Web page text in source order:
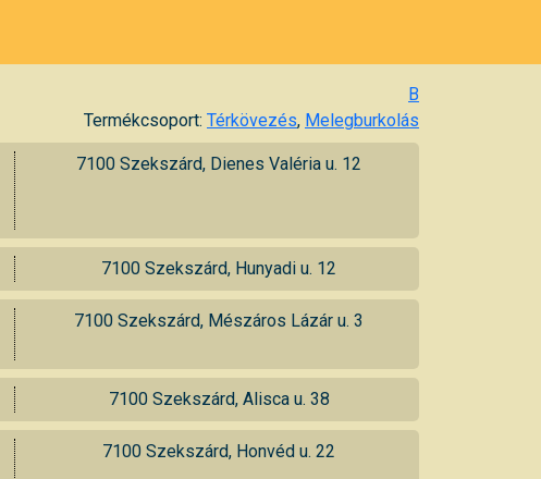
B
Termékcsoport: Térkövezés, Melegburkolás
7100 Szekszárd, Dienes Valéria u. 12
7100 Szekszárd, Hunyadi u. 12
7100 Szekszárd, Mészáros Lázár u. 3
7100 Szekszárd, Alisca u. 38
7100 Szekszárd, Honvéd u. 22